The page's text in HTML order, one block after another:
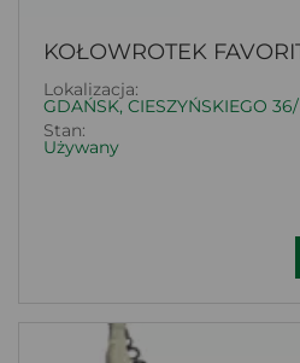
KOŁOWROTEK
Lokalizacja:
GDAŃSK, CIESZYŃSKIEGO
Stan:
Używany